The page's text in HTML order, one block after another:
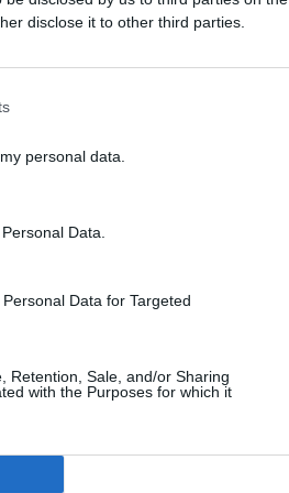
disclose it to other third parties.
personal data.
Data.
Data for Targeted
Retention, Sale, and/or Sharing
with the Purposes for which it
de que ya está abierto el
el enclave costero tinajero y
de las zonas con mucho encanto
orgullosos del ambiente
a la Milla de La Santa, que es
.